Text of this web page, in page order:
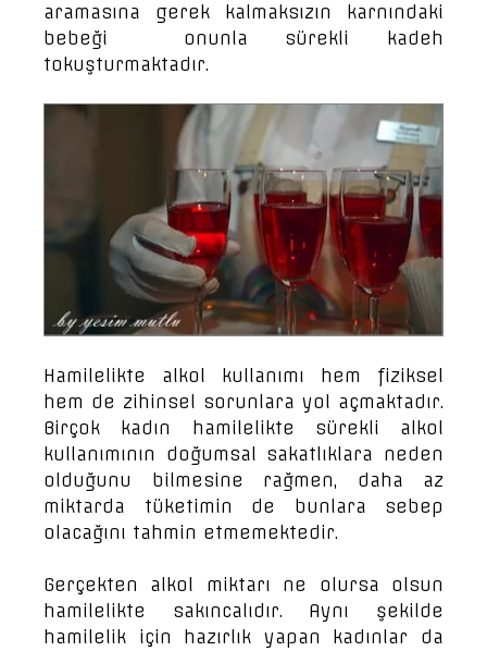
aramasına gerek kalmaksızın karnındaki
bebeği onunla sürekli kadeh
tokuşturmaktadır.
Hamilelikte alkol kullanımı hem fiziksel
hem de zihinsel sorunlara yol açmaktadır.
Birçok kadın hamilelikte sürekli alkol
kullanımının doğumsal sakatlıklara neden
olduğunu bilmesine rağmen, daha az
miktarda tüketimin de bunlara sebep
olacağını tahmin etmemektedir.
Gerçekten alkol miktarı ne olursa olsun
hamilelikte sakıncalıdır. Aynı şekilde
hamilelik için hazırlık yapan kadınlar da